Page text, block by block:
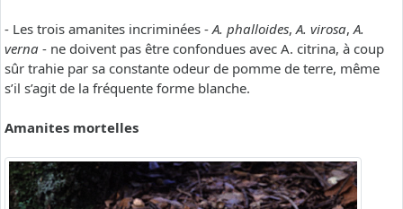
- Les trois amanites incriminées -A. phalloides,A. virosa,A.
verna - ne doivent pas être confondues avec A. citrina, à coup
sûr trahie par sa constante odeur de pomme de terre, même
s’il s’agit de la fréquente forme blanche.
Amanites mortelles